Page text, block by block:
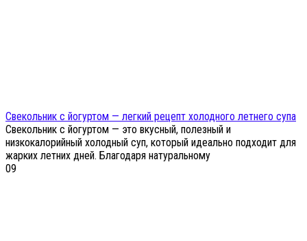
Свекольник с йогуртом — легкий рецепт холодного летнего супа
Свекольник с йогуртом — это вкусный, полезный и
низкокалорийный холодный суп, который идеально подходит для
жарких летних дней. Благодаря натуральному
09